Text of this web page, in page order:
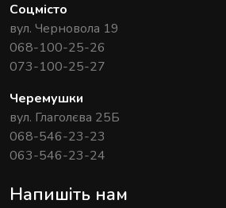
Соцмісто
вул. Черновола 19
068-100-25-26
073-100-25-27
Черемушки
вул. Глаголєва 25Б
068-546-23-23
063-546-23-24
Напишіть нам